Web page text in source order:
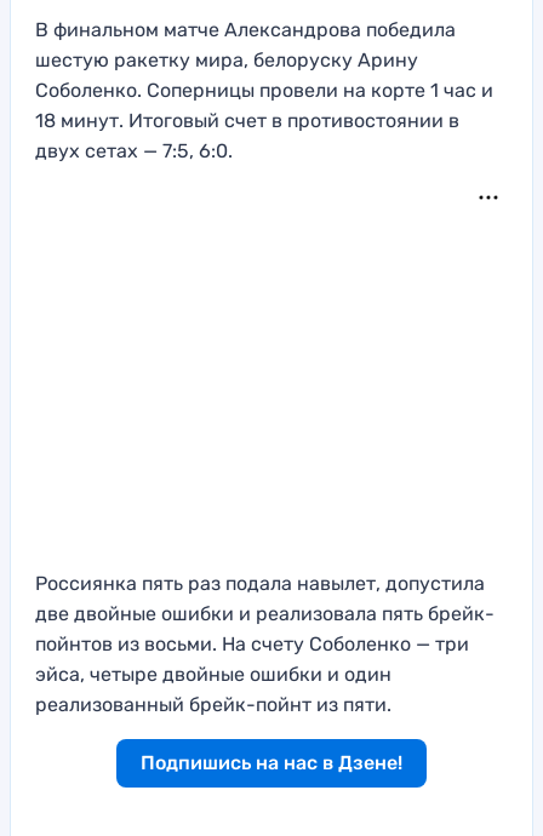
В финальном матче Александрова победила
шестую ракетку мира, белоруску Арину
Соболенко. Соперницы провели на корте 1 час и
18 минут. Итоговый счет в противостоянии в
двух сетах — 7:5, 6:0.
Россиянка пять раз подала навылет, допустила
две двойные ошибки и реализовала пять брейк-
пойнтов из восьми. На счету Соболенко — три
эйса, четыре двойные ошибки и один
реализованный брейк-пойнт из пяти.
Подпишись на нас в Дзене!